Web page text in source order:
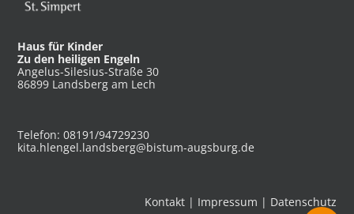
Haus für Kinder
Zu den heiligen Engeln
Angelus-Silesius-Straße 30
86899 Landsberg am Lech
Telefon: 08191/94729230
kita.hlengel.landsberg@bistum-augsburg.de
Kontakt| Impressum | Datenschutz